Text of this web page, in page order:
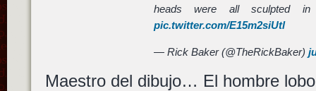
heads were all sculpted in
pic.twitter.com/E15m2siUtl
— Rick Baker (@TheRickBaker)
Maestro del dibujo… El hombre